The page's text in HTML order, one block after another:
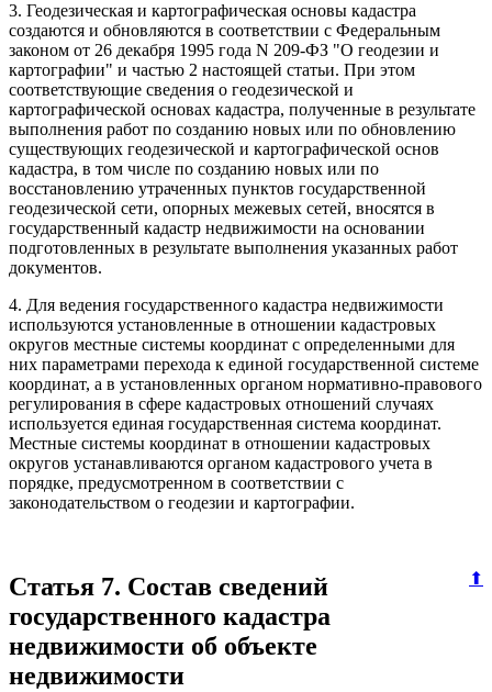
3. Геодезическая и картографическая основы кадастра
создаются и обновляются в соответствии с Федеральным
законом от 26 декабря 1995 года N 209-ФЗ "О геодезии и
картографии" и частью 2 настоящей статьи. При этом
соответствующие сведения о геодезической и
картографической основах кадастра, полученные в результате
выполнения работ по созданию новых или по обновлению
существующих геодезической и картографической основ
кадастра, в том числе по созданию новых или по
восстановлению утраченных пунктов государственной
геодезической сети, опорных межевых сетей, вносятся в
государственный кадастр недвижимости на основании
подготовленных в результате выполнения указанных работ
документов.
4. Для ведения государственного кадастра недвижимости
используются установленные в отношении кадастровых
округов местные системы координат с определенными для
них параметрами перехода к единой государственной системе
координат, а в установленных органом нормативно-правового
регулирования в сфере кадастровых отношений случаях
используется единая государственная система координат.
Местные системы координат в отношении кадастровых
округов устанавливаются органом кадастрового учета в
порядке, предусмотренном в соответствии с
законодательством о геодезии и картографии.
⬆
Статья 7. Состав сведений
государственного кадастра
недвижимости об объекте
недвижимости